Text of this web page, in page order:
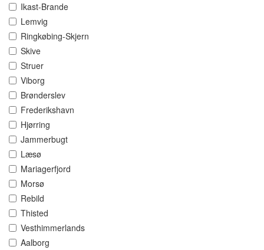
Ikast-Brande
Lemvig
Ringkøbing-Skjern
Skive
Struer
Viborg
Brønderslev
Frederikshavn
Hjørring
Jammerbugt
Læsø
Mariagerfjord
Morsø
Rebild
Thisted
Vesthimmerlands
Aalborg